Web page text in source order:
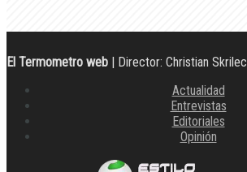
El Termometro web | Director: Christian Skrilec
Actualidad
Entrevistas
Editoriales
Opinión